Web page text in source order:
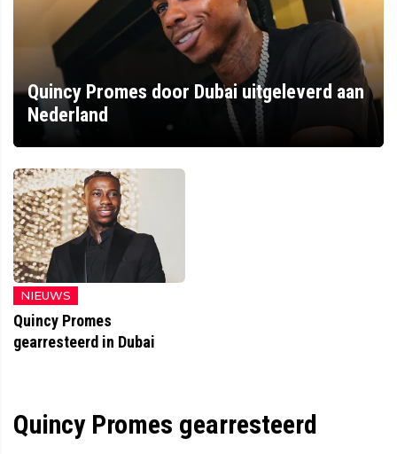
Quincy Promes door Dubai uitgeleverd aan
Nederland
NIEUWS
Quincy Promes
gearresteerd in Dubai
Quincy Promes gearresteerd